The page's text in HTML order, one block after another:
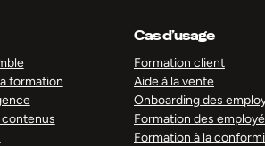
formation
Cas d’usage
Formation client
Aide à la vente
Onboarding des
Formation des
Formation à la